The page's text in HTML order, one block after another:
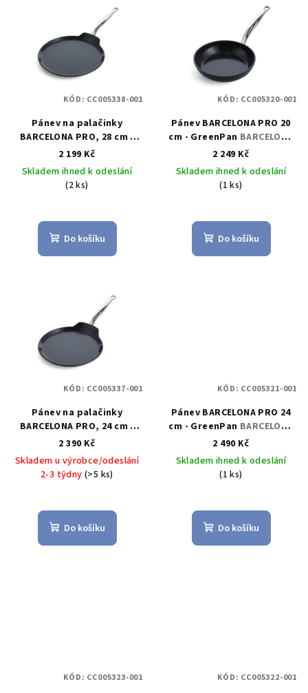
Pánev na palačinky
BARCELONA PRO, 28 cm -
GreenPan BARCELONA PRO
Palačinková Pánev 28 cm -
GreenPan
2 199 Kč
Skladem ihned k odeslání
(2 ks)
Do košíku
KÓD: CC005338-001
Pánev BARCELONA PRO 20
cm - GreenPan BARCELONA
PRO pánvička 20 cm -
GreenPan
2 249 Kč
Skladem ihned k odeslání
(1 ks)
Do košíku
KÓD: CC005320-001
Pánev na palačinky
BARCELONA PRO, 24 cm -
GreenPan BARCELONA PRO
Palačinková Pánev 24 cm -
GreenPan
2 390 Kč
Skladem u výrobce/odeslání
2-3 týdny(>5 ks)
Do košíku
KÓD: CC005337-001
Pánev BARCELONA PRO 24
cm - GreenPan BARCELONA
PRO pánvička 24 cm -
GreenPan
2 490 Kč
Skladem ihned k odeslání
(1 ks)
Do košíku
KÓD: CC005321-001
KÓD: CC005323-001 KÓD: CC005322-001